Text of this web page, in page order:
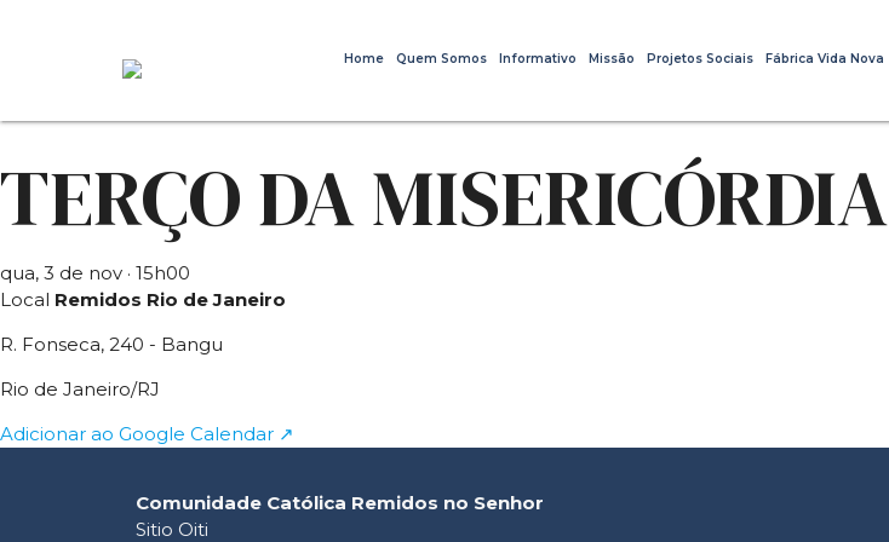
Home Quem Somos Informativo Missão Projetos Sociais Fábrica Vida Nova
TERÇO DA MISERICÓRDIA
qua, 3 de nov · 15h00
Local Remidos Rio de Janeiro
R. Fonseca, 240 - Bangu
Rio de Janeiro/RJ
Adicionar ao Google Calendar ↗
Comunidade Católica Remidos no Senhor
Sitio Oiti